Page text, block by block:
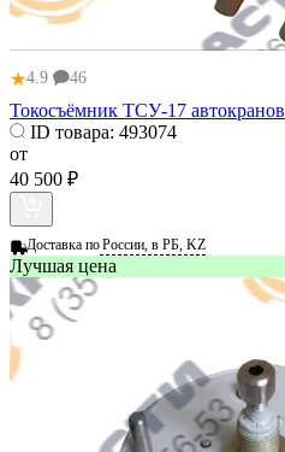
★4.9 46
Токосъёмник ТСУ-17 автокранов
ID товара: 493074
от
40 500 ₽
Доставка поРоссии, в РБ, KZ
Лучшая цена